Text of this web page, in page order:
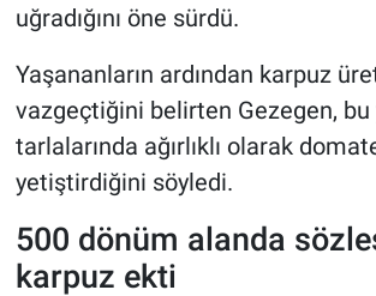
uğradığını öne sürdü.
Yaşananların ardından karpuz
vazgeçtiğini belirten Gezegen, bu
tarlalarında ağırlıklı olarak
yetiştirdiğini söyledi.
500 dönüm alanda
karpuz ekti